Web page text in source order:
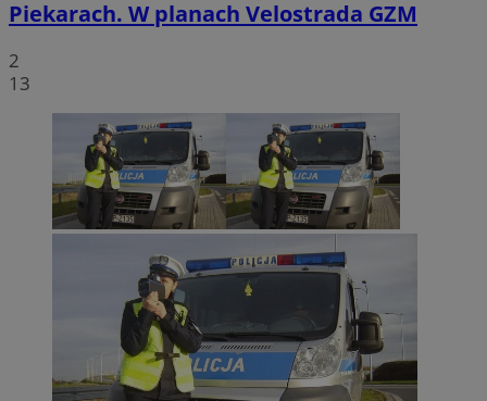
Piekarach. W planach Velostrada GZM
2
13